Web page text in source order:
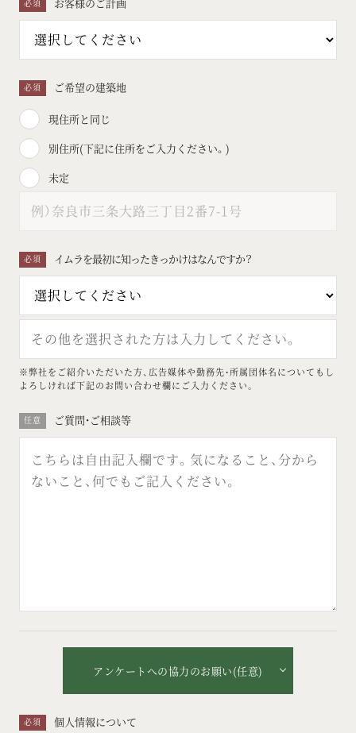
必須
必須 ご希望の建築地
現住所と同じ
別住所(下記に住所をご入力ください。)
未定
必須 イムラを最初に知ったきっかけはなんですか？
※弊社をご紹介いただいた方、広告媒体や勤務先・所属団体名についてもし
よろしければ下記のお問い合わせ欄にご入力ください。
任意 ご質問・ご相談等
アンケートへの協力のお願い(任意)
必須 個人情報について